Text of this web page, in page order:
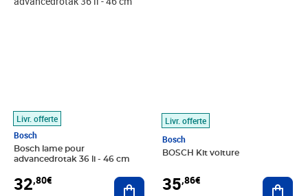
Livr. offerte
Bosch
Bosch lame pour
advancedrotak 36 li - 46 cm
32,80€ Ajouter au panier
Livr. offerte
Bosch
BOSCH Kit voiture
35,86€